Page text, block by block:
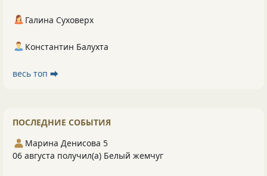
Галина Суховерх
Константин Балухта
весь топ ⮕
ПОСЛЕДНИЕ СОБЫТИЯ
Марина Денисова 5
06 августа получил(а) Белый жемчуг